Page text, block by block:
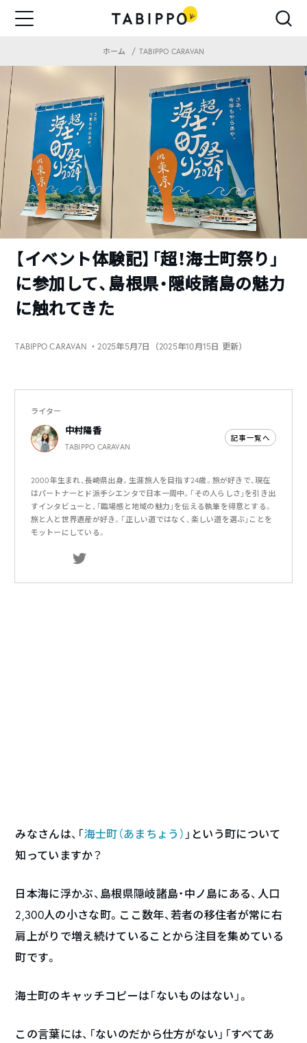
ホーム TABIPPO CARAVAN
【イベント体験記】「超！海士町祭り」
に参加して、島根県・隠岐諸島の魅力
に触れてきた
TABIPPO CARAVAN ・2025年5月7日（2025年10月15日 更新）
ライター
中村陽香
TABIPPO CARAVAN
記事一覧へ
2000年生まれ、長崎県出身。生涯旅人を目指す24歳。旅が好きで、現在
はパートナーとド派手シエンタで日本一周中。「その人らしさ」を引き出
すインタビューと、「臨場感と地域の魅力」を伝える執筆を得意とする。
旅と人と世界遺産が好き。「正しい道ではなく、楽しい道を選ぶ」ことを
モットーにしている。
みなさんは、「海士町（あまちょう） 」という町について
知っていますか？
日本海に浮かぶ、島根県隠岐諸島・中ノ島にある、人口
2,300人の小さな町。ここ数年、若者の移住者が常に右
肩上がりで増え続けていることから注目を集めている
町です。
海士町のキャッチコピーは「ないものはない」。
この言葉には、「ないのだから仕方がない」「すべてあ